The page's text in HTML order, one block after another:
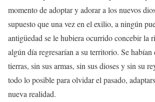
momento de adoptar y adorar a los nuevos
supuesto que una vez en el exilio, a ningún
antigüedad se le hubiera ocurrido concebir la
algún día regresarían a su territorio. Se habían
tierras, sin sus armas, sin sus dioses y sin su
todo lo posible para olvidar el pasado,
nueva realidad.